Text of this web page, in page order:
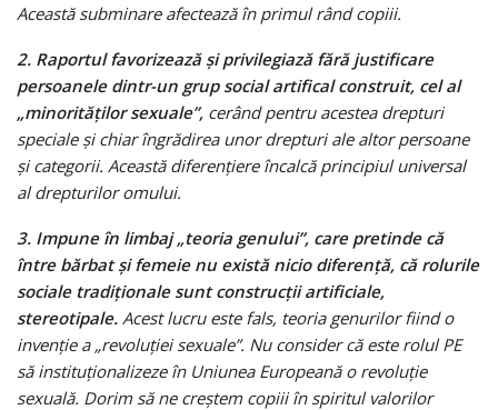
Această subminare afectează în primul rând copiii.
2. Raportul favorizează și privilegiază fără justificare
persoanele dintr-un grup social artifical construit, cel al
„minorităților sexuale”, cerând pentru acestea drepturi
speciale și chiar îngrădirea unor drepturi ale altor persoane
și categorii. Această diferențiere încalcă principiul universal
al drepturilor omului.
3. Impune în limbaj „teoria genului”, care pretinde că
între bărbat și femeie nu există nicio diferență, că rolurile
sociale tradiționale sunt construcții artificiale,
stereotipale. Acest lucru este fals, teoria genurilor fiind o
invenție a „revoluției sexuale”. Nu consider că este rolul PE
să instituționalizeze în Uniunea Europeană o revoluție
sexuală. Dorim să ne creștem copiii în spiritul valorilor